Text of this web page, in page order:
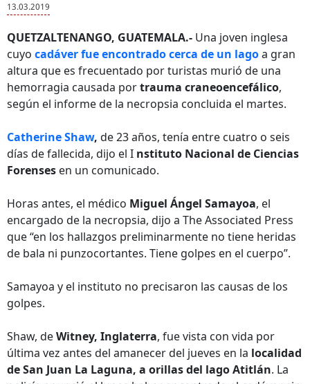
13.03.2019
QUETZALTENANGO, GUATEMALA.- Una joven inglesa
cuyo cadáver fue encontrado cerca de un lagoa gran
altura que es frecuentado por turistas murió de una
hemorragia causada portrauma craneoencefálico,
según el informe de la necropsia concluida el martes.
Catherine Shaw, de 23 años, tenía entre cuatro o seis
días de fallecida, dijo el I nstituto Nacional de Ciencias
Forenses en un comunicado.
Horas antes, el médico Miguel Ángel Samayoa, el
encargado de la necropsia, dijo a The Associated Press
que “en los hallazgos preliminarmente no tiene heridas
de bala ni punzocortantes. Tiene golpes en el cuerpo”.
Samayoa y el instituto no precisaron las causas de los
golpes.
Shaw, deWitney, Inglaterra, fue vista con vida por
última vez antes del amanecer del jueves en la localidad
de San Juan La Laguna, a orillas del lago Atitlán. La